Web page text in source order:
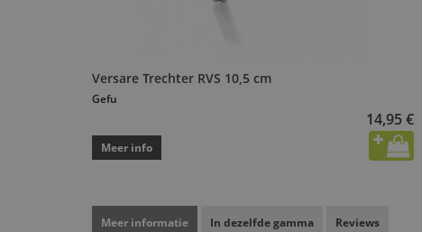
Versare Trechter RVS 10,5 cm
Gefu
14,95 €
Meer info
Meer informatie In dezelfde gamma Reviews